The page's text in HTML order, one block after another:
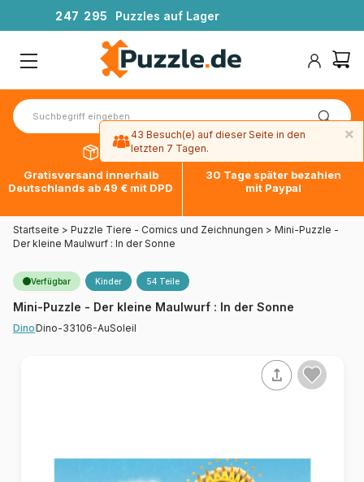
247 295 Puzzles auf Lager
Gratisversand innerhalb
Deutschlands ab 49 € mit DPD
30 Tage später bezahlen
mit Paypal
Startseite > Puzzle Tiere - Comics und Zeichnungen > Mini-Puzzle -
Der kleine Maulwurf : In der Sonne
Verfügbar Kinder 54 Teile
Mini-Puzzle - Der kleine Maulwurf : In der Sonne
DinoDino-33106-AuSoleil
×
43 Besuch(e) auf dieser Seite in den
letzten 7 Tagen.